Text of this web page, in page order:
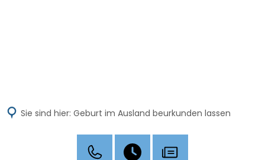
Sie sind hier: Geburt im Ausland beurkunden lassen